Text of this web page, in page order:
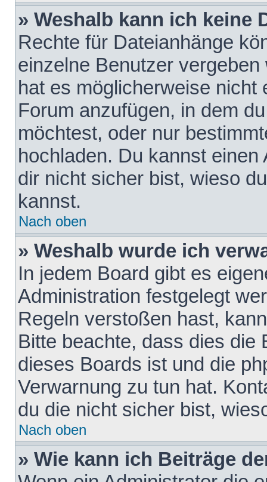
» Weshalb kann ich keine
Rechte für Dateianhänge
einzelne Benutzer
hat es möglicherweise nicht
Forum anzufügen, in dem
möchtest, oder nur
hochladen. Du kannst
dir nicht sicher bist, wieso
kannst.
Nach oben
» Weshalb wurde ich
In jedem Board gibt es
Administration festgelegt
Regeln verstoßen hast,
Bitte beachte, dass dies die
dieses Boards ist und die
Verwarnung zu tun hat.
du die nicht sicher bist,
Nach oben
» Wie kann ich Beiträge